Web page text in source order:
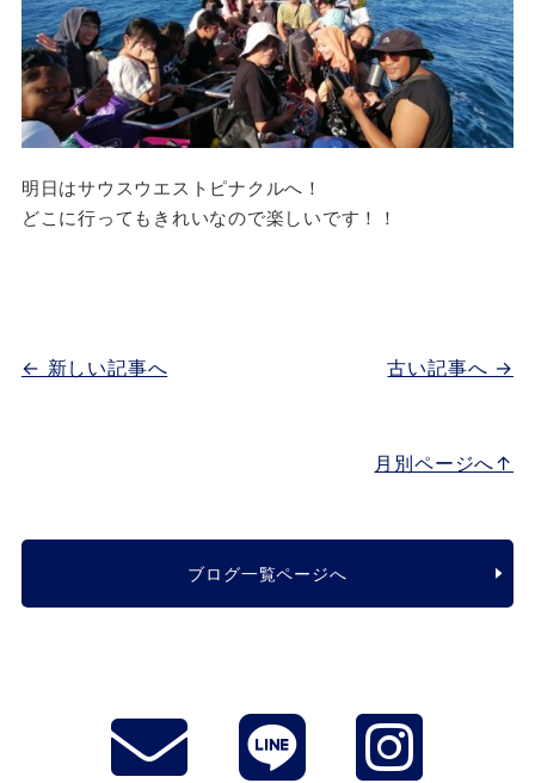
明日はサウスウエストピナクルへ！
どこに行ってもきれいなので楽しいです！！
古い記事へ →
← 新しい記事へ
月別ページへ↑
ブログ一覧ページへ